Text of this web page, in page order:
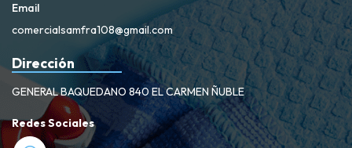
Email
comercialsamfra108@gmail.com
Dirección
GENERAL BAQUEDANO 840 EL CARMEN ÑUBLE
Redes Sociales